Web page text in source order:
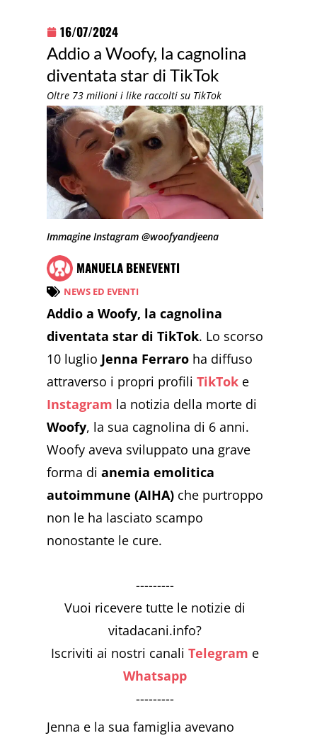
16/07/2024
Addio a Woofy, la cagnolina
diventata star di TikTok
Oltre 73 milioni i like raccolti su TikTok
Immagine Instagram @woofyandjeena
MANUELA BENEVENTI
NEWS ED EVENTI
Addio a Woofy, la cagnolina
diventata star di TikTok. Lo scorso
10 luglio Jenna Ferraro ha diffuso
attraverso i propri profiliTikTok e
Instagram la notizia della morte di
Woofy, la sua cagnolina di 6 anni.
Woofy aveva sviluppato una grave
forma dianemia emolitica
autoimmune (AIHA) che purtroppo
non le ha lasciato scampo
nonostante le cure.
---------
Vuoi ricevere tutte le notizie di
vitadacani.info?
Iscriviti ai nostri canaliTelegram e
Whatsapp
---------
Jenna e la sua famiglia avevano